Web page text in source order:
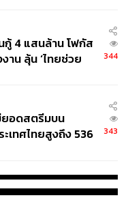
นกู้ 4 แสนล้าน โฟกัส
าน ลุ้น ‘ไทยช่วย
344
ยอดสตรีมบน
เทศไทยสูงถึง 536
343